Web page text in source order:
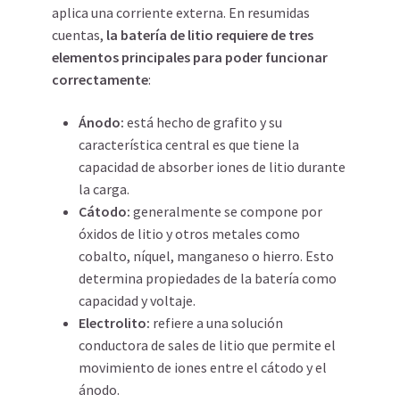
aplica una corriente externa. En resumidas
cuentas, la batería de litio requiere de tres
elementos principales para poder funcionar
correctamente:
Ánodo: está hecho de grafito y su
característica central es que tiene la
capacidad de absorber iones de litio durante
la carga.
Cátodo: generalmente se compone por
óxidos de litio y otros metales como
cobalto, níquel, manganeso o hierro. Esto
determina propiedades de la batería como
capacidad y voltaje.
Electrolito: refiere a una solución
conductora de sales de litio que permite el
movimiento de iones entre el cátodo y el
ánodo.